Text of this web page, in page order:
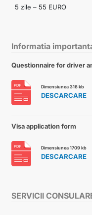
SERVICII
5 zile – 55 EURO
Informatia
Questionnaire for driver
Dimensiunea 316 kb
DESCARCARE
Visa application form
Dimensiunea 1709 kb
DESCARCARE